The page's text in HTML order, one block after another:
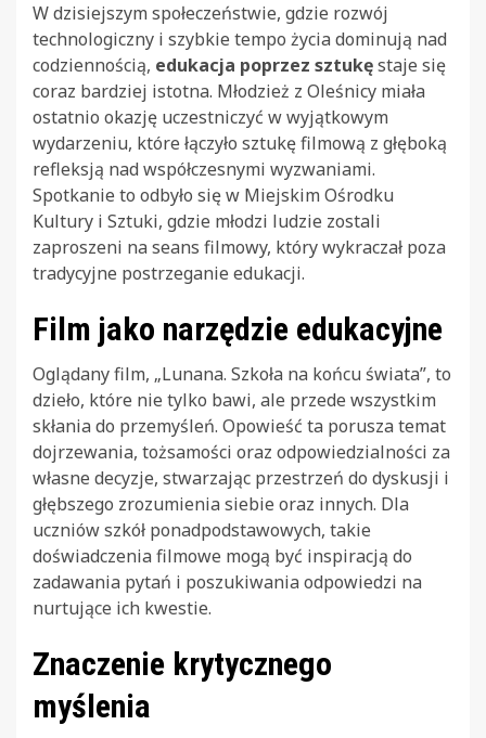
W dzisiejszym społeczeństwie, gdzie rozwój
technologiczny i szybkie tempo życia dominują nad
codziennością, edukacja poprzez sztukęstaje się
coraz bardziej istotna. Młodzież z Oleśnicy miała
ostatnio okazję uczestniczyć w wyjątkowym
wydarzeniu, które łączyło sztukę filmową z głęboką
refleksją nad współczesnymi wyzwaniami.
Spotkanie to odbyło się w Miejskim Ośrodku
Kultury i Sztuki, gdzie młodzi ludzie zostali
zaproszeni na seans filmowy, który wykraczał poza
tradycyjne postrzeganie edukacji.
Film jako narzędzie edukacyjne
Oglądany film, „Lunana. Szkoła na końcu świata”, to
dzieło, które nie tylko bawi, ale przede wszystkim
skłania do przemyśleń. Opowieść ta porusza temat
dojrzewania, tożsamości oraz odpowiedzialności za
własne decyzje, stwarzając przestrzeń do dyskusji i
głębszego zrozumienia siebie oraz innych. Dla
uczniów szkół ponadpodstawowych, takie
doświadczenia filmowe mogą być inspiracją do
zadawania pytań i poszukiwania odpowiedzi na
nurtujące ich kwestie.
Znaczenie krytycznego
myślenia